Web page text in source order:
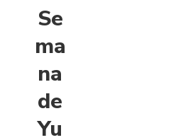
Se
ma
na
de
Yu